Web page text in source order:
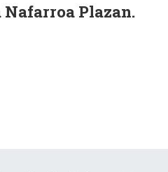
Plazan.